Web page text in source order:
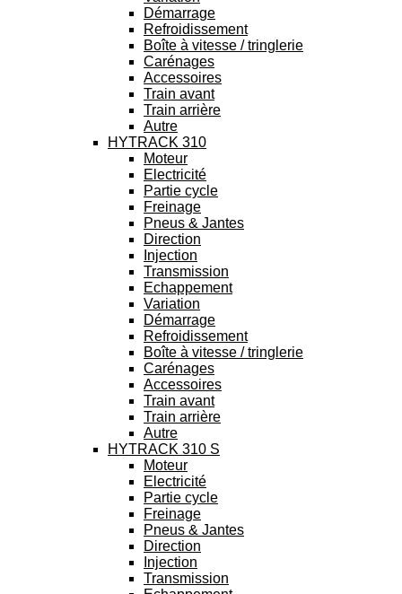
Démarrage
Refroidissement
Boîte à vitesse / tringlerie
Carénages
Accessoires
Train avant
Train arrière
Autre
HYTRACK 310
Moteur
Electricité
Partie cycle
Freinage
Pneus & Jantes
Direction
Injection
Transmission
Echappement
Variation
Démarrage
Refroidissement
Boîte à vitesse / tringlerie
Carénages
Accessoires
Train avant
Train arrière
Autre
HYTRACK 310 S
Moteur
Electricité
Partie cycle
Freinage
Pneus & Jantes
Direction
Injection
Transmission